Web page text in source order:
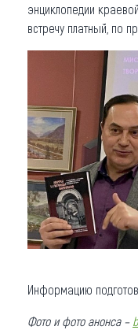
энциклопедии
встречу платный, по
Информацию
Фото и фото анонса –